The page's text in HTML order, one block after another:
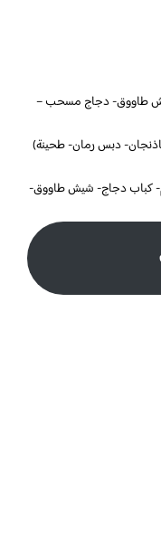
طاووق- دجاج مسحب –
دبس رمان- طحينة)
كباب دجاج- شيش طاووق-